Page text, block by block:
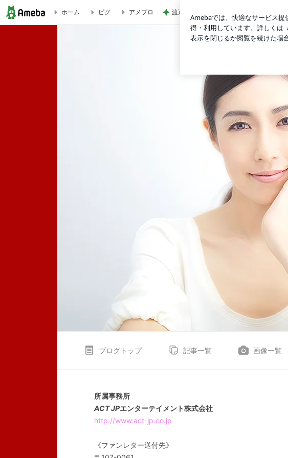
大鳥れいオフィシャルブログ「Rei Ohtori Official Blog」Powered by Ameba
ホーム ピグ アメブロ 渡辺美奈代 3coinsでの購入品
ブログトップ 記事一覧 画像一覧
所属事務所
ACT JPエンターテイメント株式会社
http://www.act-jp.co.jp
《ファンレター送付先》